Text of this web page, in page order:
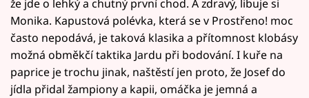
že jde o lehký a chutný první chod. A zdravý, libuje si
Monika. Kapustová polévka, která se v Prostřeno! moc
často nepodává, je taková klasika a přítomnost klobásy
možná obměkčí taktika Jardu při bodování. I kuře na
paprice je trochu jinak, naštěstí jen proto, že Josef do
jídla přidal žampiony a kapii, omáčka je jemná a